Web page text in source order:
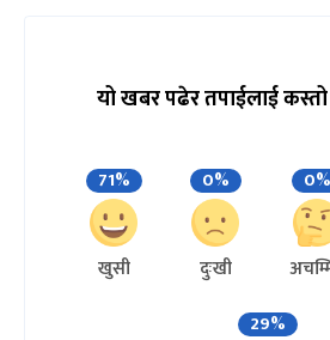
यो खबर पढेर तपाईलाई
71%
खुसी
0%
दुःखी
0%
29%